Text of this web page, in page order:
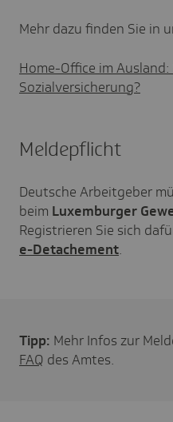
Mehr dazu finden Sie in
Home-Office im
Sozialversicherung?
Meldepflicht
Deutsche Arbeitgeber
beim Luxemburger
Registrieren Sie sich
e-Detachement.
Tipp: Mehr Infos zur
FAQ des Amtes.